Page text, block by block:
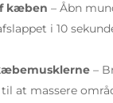
kæben – Åbn
i 10
–
at massere